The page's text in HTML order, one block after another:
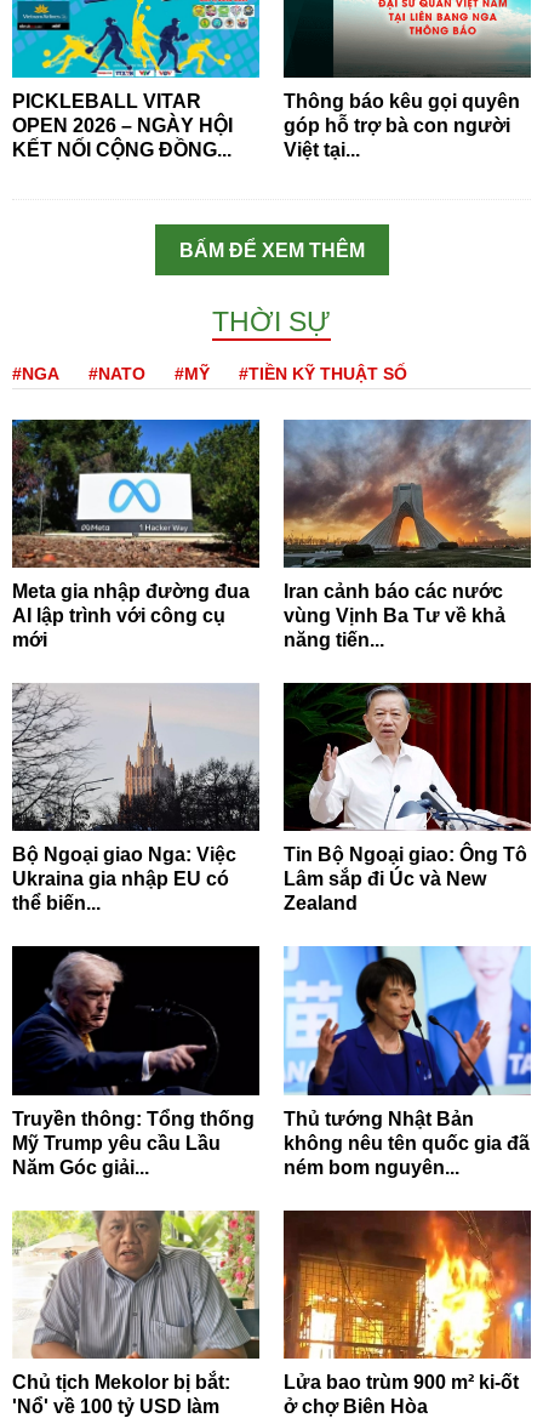
PICKLEBALL VITAR
OPEN 2026 – NGÀY HỘI
KẾT NỐI CỘNG ĐỒNG...
Thông báo kêu gọi quyên
góp hỗ trợ bà con người
Việt tại...
BẤM ĐỂ XEM THÊM
THỜI SỰ
#NGA #NATO #MỸ #TIỀN KỸ THUẬT SỐ
Meta gia nhập đường đua
AI lập trình với công cụ
mới
Iran cảnh báo các nước
vùng Vịnh Ba Tư về khả
năng tiến...
Bộ Ngoại giao Nga: Việc
Ukraina gia nhập EU có
thể biến...
Tin Bộ Ngoại giao: Ông Tô
Lâm sắp đi Úc và New
Zealand
Truyền thông: Tổng thống
Mỹ Trump yêu cầu Lầu
Năm Góc giải...
Thủ tướng Nhật Bản
không nêu tên quốc gia đã
ném bom nguyên...
Chủ tịch Mekolor bị bắt:
'Nổ' về 100 tỷ USD làm
Lửa bao trùm 900 m² ki-ốt
ở chợ Biên Hòa